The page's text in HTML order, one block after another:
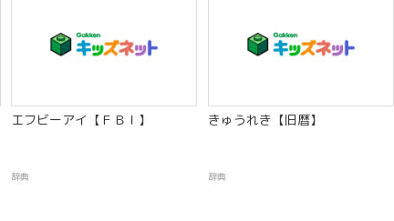
エフビーアイ【ＦＢＩ】
辞典
きゅうれき【旧暦】
辞典